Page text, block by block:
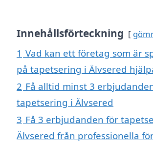
Innehållsförteckning
1 Vad kan ett företag som är
på tapetsering i Älvsered
2 Få alltid minst 3
tapetsering i Älvsered
3 Få 3 erbjudanden för
Älvsered från professionella